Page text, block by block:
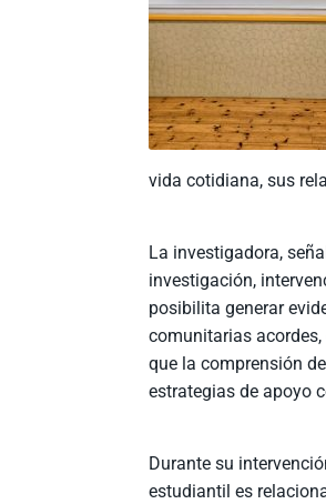
vida cotidiana, sus
La investigadora,
investigación,
posibilita generar
comunitarias
que la comprensión
estrategias de apoyo
Durante su
estudiantil es